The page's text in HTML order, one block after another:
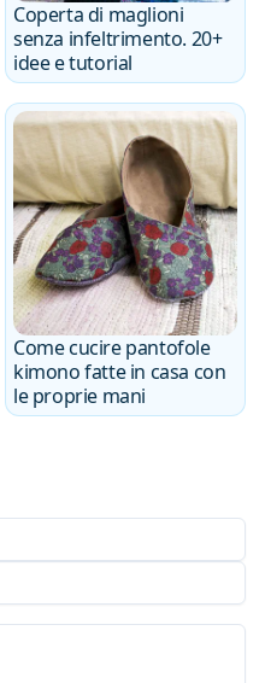
Coperta di maglioni
senza infeltrimento. 20+
idee e tutorial
Come cucire pantofole
kimono fatte in casa con
le proprie mani